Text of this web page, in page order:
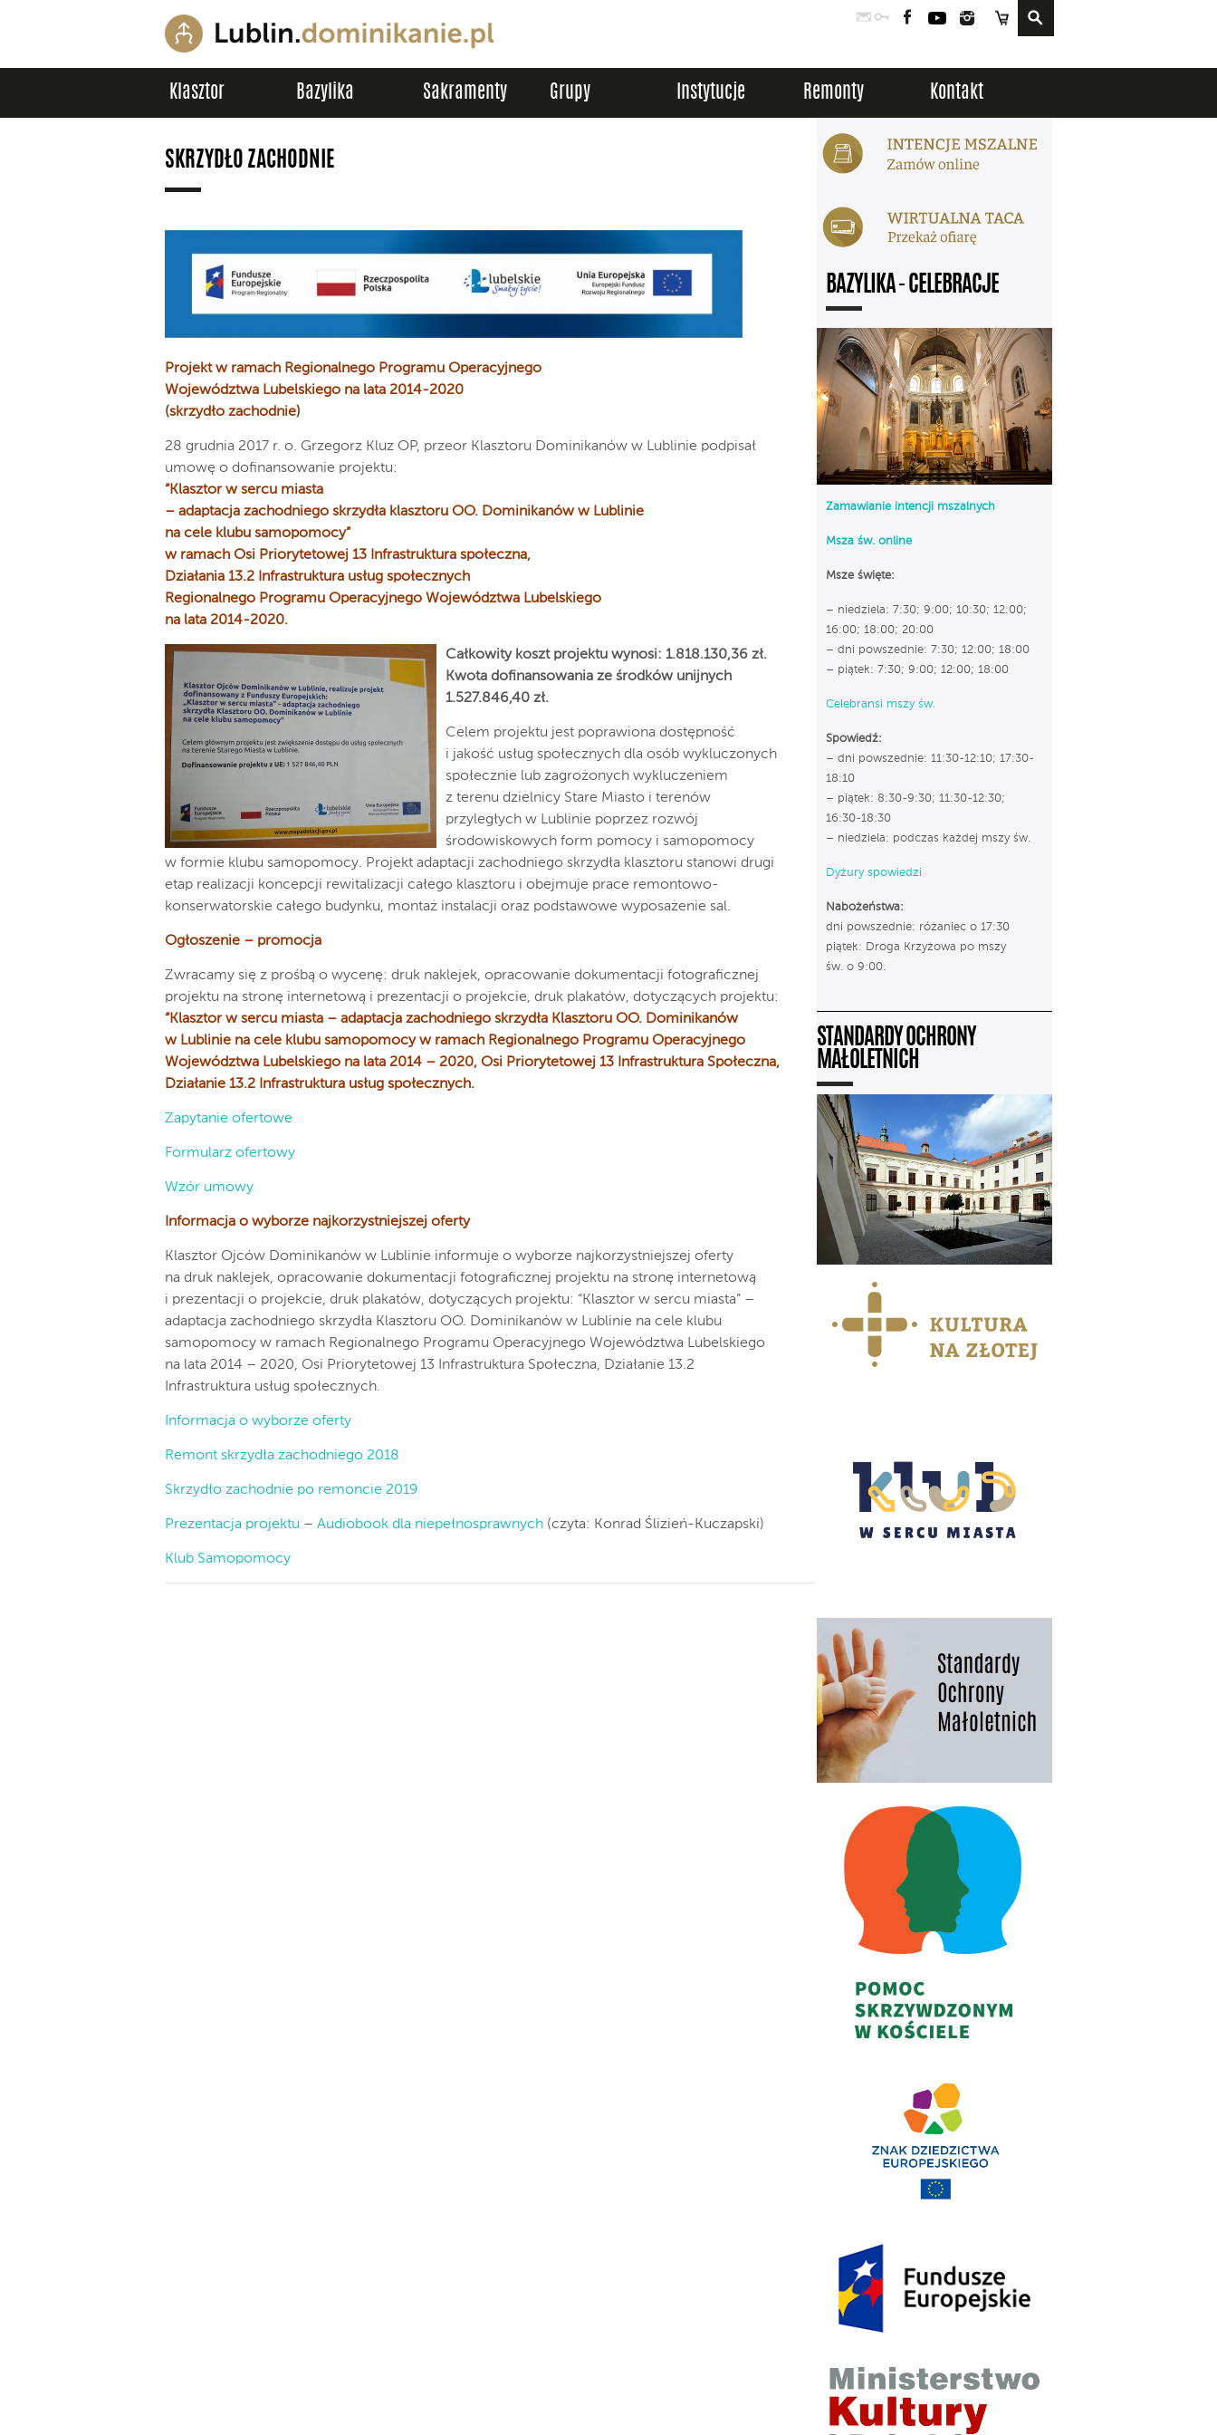
PocztaLogowanie
FacebookYouTubeInstagram
Sklep
Klasztor Bazylika Sakramenty Grupy Instytucje Remonty Kontakt
SKRZYDŁO ZACHODNIE
Projekt w ramach Regionalnego Programu Operacyjnego
Województwa Lubelskiego na lata 2014-2020
(skrzydło zachodnie)
28 grudnia 2017 r. o. Grzegorz Kluz OP, przeor Klasztoru Dominikanów w Lublinie podpisał
umowę o dofinansowanie projektu:
“Klasztor w sercu miasta
– adaptacja zachodniego skrzydła klasztoru OO. Dominikanów w Lublinie
na cele klubu samopomocy”
w ramach Osi Priorytetowej 13 Infrastruktura społeczna,
Działania 13.2 Infrastruktura usług społecznych
Regionalnego Programu Operacyjnego Województwa Lubelskiego
na lata 2014-2020.
Całkowity koszt projektu wynosi: 1.818.130,36 zł.
Kwota dofinansowania ze środków unijnych
1.527.846,40 zł.
Celem projektu jest poprawiona dostępność
i jakość usług społecznych dla osób wykluczonych
społecznie lub zagrożonych wykluczeniem
z terenu dzielnicy Stare Miasto i terenów
przyległych w Lublinie poprzez rozwój
środowiskowych form pomocy i samopomocy
w formie klubu samopomocy. Projekt adaptacji zachodniego skrzydła klasztoru stanowi drugi
etap realizacji koncepcji rewitalizacji całego klasztoru i obejmuje prace remontowo-
konserwatorskie całego budynku, montaż instalacji oraz podstawowe wyposażenie sal.
Ogłoszenie – promocja
Zwracamy się z prośbą o wycenę: druk naklejek, opracowanie dokumentacji fotograficznej
projektu na stronę internetową i prezentacji o projekcie, druk plakatów, dotyczących projektu:
“Klasztor w sercu miasta – adaptacja zachodniego skrzydła Klasztoru OO. Dominikanów
w Lublinie na cele klubu samopomocy w ramach Regionalnego Programu Operacyjnego
Województwa Lubelskiego na lata 2014 – 2020, Osi Priorytetowej 13 Infrastruktura Społeczna,
Działanie 13.2 Infrastruktura usług społecznych.
Zapytanie ofertowe
Formularz ofertowy
Wzór umowy
Informacja o wyborze najkorzystniejszej oferty
Klasztor Ojców Dominikanów w Lublinie informuje o wyborze najkorzystniejszej oferty
na druk naklejek, opracowanie dokumentacji fotograficznej projektu na stronę internetową
i prezentacji o projekcie, druk plakatów, dotyczących projektu: “Klasztor w sercu miasta” –
adaptacja zachodniego skrzydła Klasztoru OO. Dominikanów w Lublinie na cele klubu
samopomocy w ramach Regionalnego Programu Operacyjnego Województwa Lubelskiego
na lata 2014 – 2020, Osi Priorytetowej 13 Infrastruktura Społeczna, Działanie 13.2
Infrastruktura usług społecznych.
Informacja o wyborze oferty
Remont skrzydła zachodniego 2018
Skrzydło zachodnie po remoncie 2019
Prezentacja projektu – Audiobook dla niepełnosprawnych (czyta: Konrad Ślizień-Kuczapski)
Klub Samopomocy
BAZYLIKA - CELEBRACJE
Zamawianie intencji mszalnych
Msza św. online
Msze święte:
– niedziela: 7:30; 9:00; 10:30; 12:00;
16:00; 18:00; 20:00
– dni powszednie: 7:30; 12:00; 18:00
– piątek: 7:30; 9:00; 12:00; 18:00
Celebransi mszy św.
Spowiedź:
– dni powszednie: 11:30-12:10; 17:30-
18:10
– piątek: 8:30-9:30; 11:30-12:30;
16:30-18:30
– niedziela: podczas każdej mszy św.
Dyżury spowiedzi
Nabożeństwa:
dni powszednie: różaniec o 17:30
piątek: Droga Krzyżowa po mszy
św. o 9:00.
STANDARDY OCHRONY
MAŁOLETNICH